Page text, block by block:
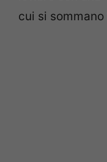
cui si sommano